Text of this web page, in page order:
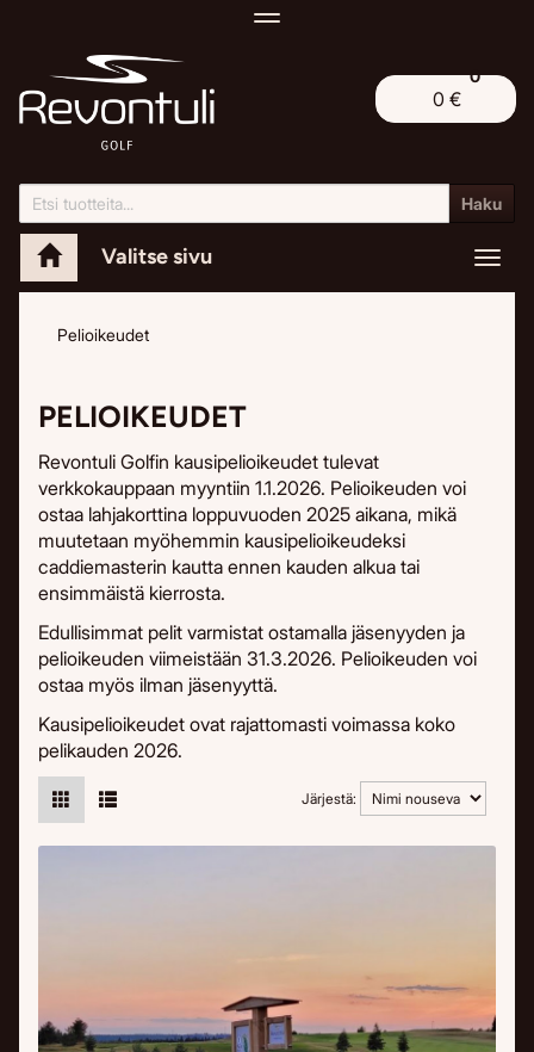
Navigaatio
0 €
0
Haku
Valitse sivu
Pelioikeudet
PELIOIKEUDET
Revontuli Golfin kausipelioikeudet tulevat
verkkokauppaan myyntiin 1.1.2026. Pelioikeuden voi
ostaa lahjakorttina loppuvuoden 2025 aikana, mikä
muutetaan myöhemmin kausipelioikeudeksi
caddiemasterin kautta ennen kauden alkua tai
ensimmäistä kierrosta.
Edullisimmat pelit varmistat ostamalla jäsenyyden ja
pelioikeuden viimeistään 31.3.2026. Pelioikeuden voi
ostaa myös ilman jäsenyyttä.
Kausipelioikeudet ovat rajattomasti voimassa koko
pelikauden 2026.
Järjestä: